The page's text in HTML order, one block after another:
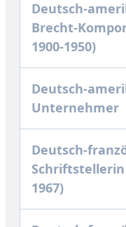
Deutsch-
Brecht-
1900-1950)
Deutsch-
Unternehmer
Deutsch-
1967)